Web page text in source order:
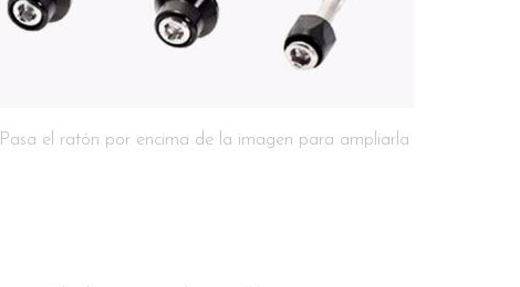
Pasa el ratón por encima de la imagen para ampliarla